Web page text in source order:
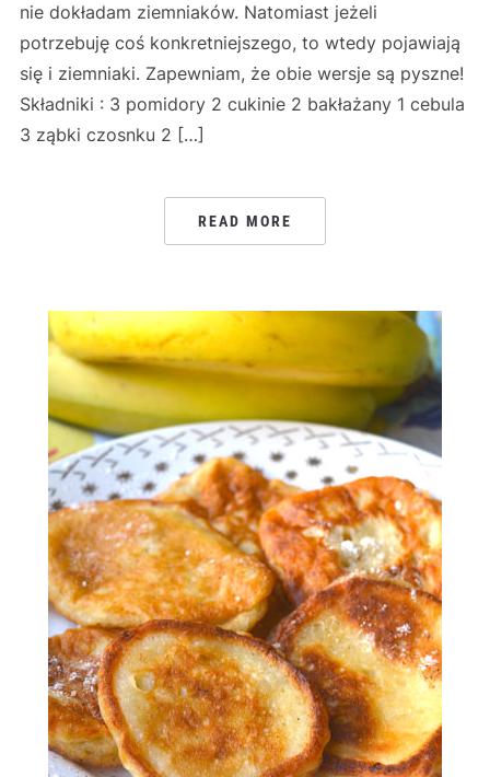
nie dokładam ziemniaków. Natomiast jeżeli
potrzebuję coś konkretniejszego, to wtedy pojawiają
się i ziemniaki. Zapewniam, że obie wersje są pyszne!
Składniki : 3 pomidory 2 cukinie 2 bakłażany 1 cebula
3 ząbki czosnku 2 […]
READ MORE